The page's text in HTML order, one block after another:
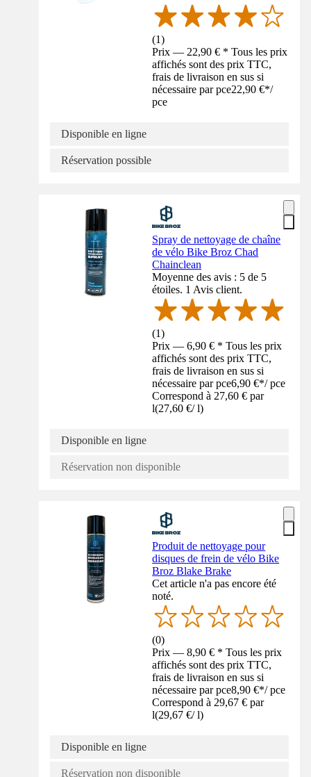
(1)
Prix — 22,90 € * Tous les prix
affichés sont des prix TTC,
frais de livraison en sus si
nécessaire par pce22,90 €*/
pce
Disponible en ligne
Réservation possible
Spray de nettoyage de chaîne
de vélo Bike Broz Chad
Chainclean
Moyenne des avis : 5 de 5
étoiles. 1 Avis client.
(1)
Prix — 6,90 € * Tous les prix
affichés sont des prix TTC,
frais de livraison en sus si
nécessaire par pce6,90 €*/ pce
Correspond à 27,60 € par
l(27,60 €/ l)
Disponible en ligne
Réservation non disponible
Produit de nettoyage pour
disques de frein de vélo Bike
Broz Blake Brake
Cet article n'a pas encore été
noté.
(0)
Prix — 8,90 € * Tous les prix
affichés sont des prix TTC,
frais de livraison en sus si
nécessaire par pce8,90 €*/ pce
Correspond à 29,67 € par
l(29,67 €/ l)
Disponible en ligne
Réservation non disponible